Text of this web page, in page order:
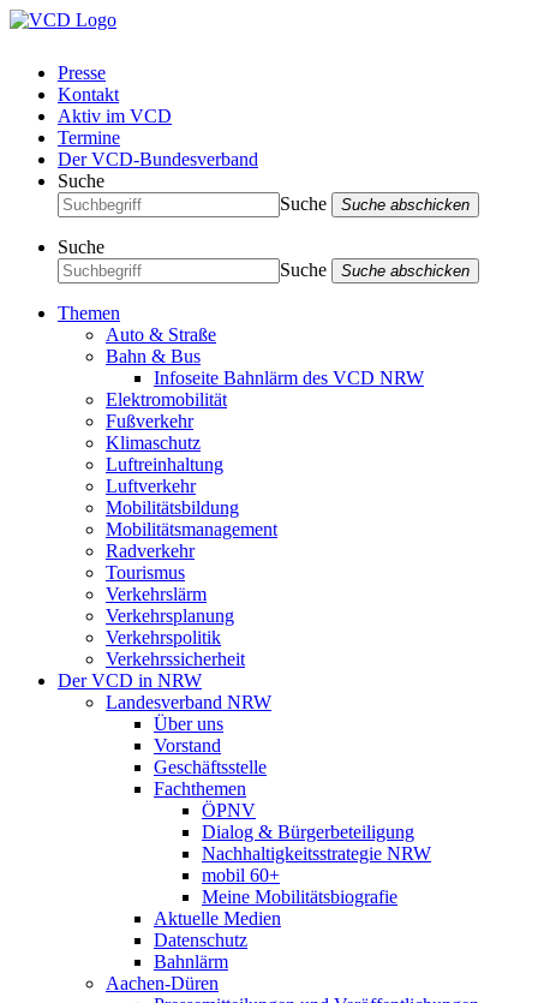
Presse
Kontakt
Aktiv im VCD
Termine
Der VCD-Bundesverband
Suche
Suche
Suche abschicken
Suche
Suche
Suche abschicken
Themen
Auto & Straße
Bahn & Bus
Infoseite Bahnlärm des VCD NRW
Elektromobilität
Fußverkehr
Klimaschutz
Luftreinhaltung
Luftverkehr
Mobilitätsbildung
Mobilitätsmanagement
Radverkehr
Tourismus
Verkehrslärm
Verkehrsplanung
Verkehrspolitik
Verkehrssicherheit
Der VCD in NRW
Landesverband NRW
Über uns
Vorstand
Geschäftsstelle
Fachthemen
ÖPNV
Dialog & Bürgerbeteiligung
Nachhaltigkeitsstrategie NRW
mobil 60+
Meine Mobilitätsbiografie
Aktuelle Medien
Datenschutz
Bahnlärm
Aachen-Düren